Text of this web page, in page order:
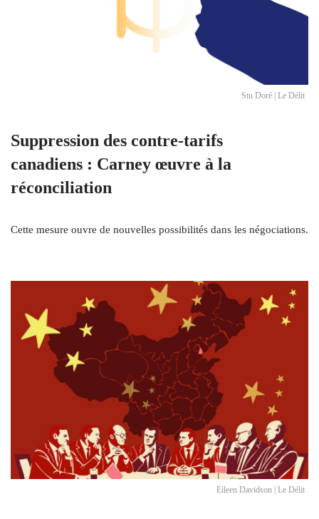
Stu Doré | Le Délit
Suppression des contre-tarifs
canadiens : Carney œuvre à la
réconciliation
Cette mesure ouvre de nouvelles possibilités dans les négociations.
Eileen Davidson | Le Délit